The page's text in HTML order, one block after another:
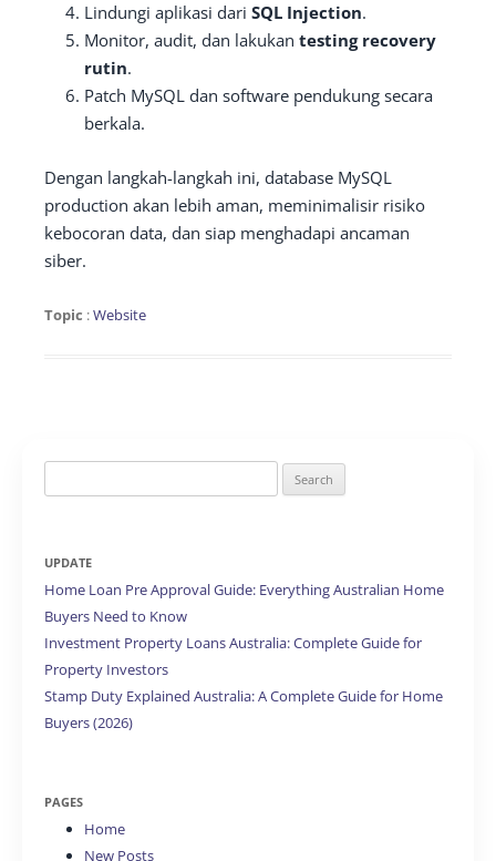
Lindungi aplikasi dari SQL Injection.
Monitor, audit, dan lakukan testing recovery
rutin.
Patch MySQL dan software pendukung secara
berkala.
Dengan langkah-langkah ini, database MySQL
production akan lebih aman, meminimalisir risiko
kebocoran data, dan siap menghadapi ancaman
siber.
Topic :Website
for:
UPDATE
Home Loan Pre Approval Guide: Everything Australian Home
Buyers Need to Know
Investment Property Loans Australia: Complete Guide for
Property Investors
Stamp Duty Explained Australia: A Complete Guide for Home
Buyers (2026)
PAGES
Home
New Posts